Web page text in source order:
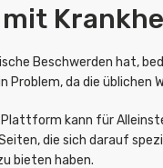
mit
Beschwerden hat,
Problem, da die üblichen
kann für
die sich darauf
bieten haben.